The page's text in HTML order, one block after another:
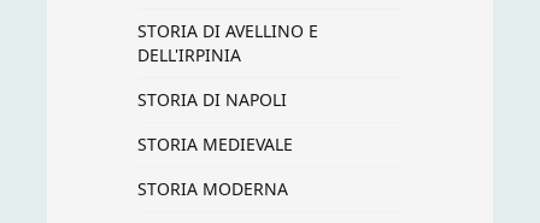
STORIA DI AVELLINO E
DELL'IRPINIA
STORIA DI NAPOLI
STORIA MEDIEVALE
STORIA MODERNA